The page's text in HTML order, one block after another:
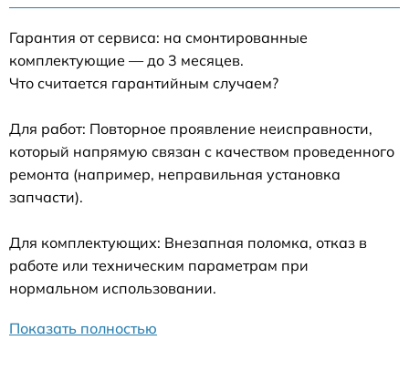
Гарантия от сервиса: на смонтированные
комплектующие — до 3 месяцев.
Что считается гарантийным случаем?
Для работ: Повторное проявление неисправности,
который напрямую связан с качеством проведенного
ремонта (например, неправильная установка
запчасти).
Для комплектующих: Внезапная поломка, отказ в
работе или техническим параметрам при
нормальном использовании.
Показать полностью